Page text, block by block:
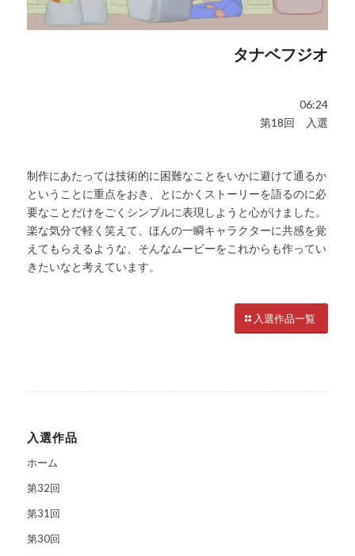
タナベフジオ
06:24
第18回 入選
制作にあたっては技術的に困難なことをいかに避けて通るか
ということに重点をおき、とにかくストーリーを語るのに必
要なことだけをごくシンプルに表現しようと心がけました。
楽な気分で軽く笑えて、ほんの一瞬キャラクターに共感を覚
えてもらえるような、そんなムービーをこれからも作ってい
きたいなと考えています。
入選作品一覧
入選作品
ホーム
第32回
第31回
第30回